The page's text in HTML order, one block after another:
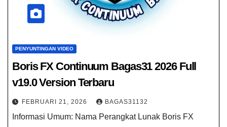
PENYUNTINGAN VIDEO
Boris FX Continuum Bagas31 2026 Full
v19.0 Version Terbaru
FEBRUARI 21, 2026 BAGAS31132
Informasi Umum: Nama Perangkat Lunak Boris FX